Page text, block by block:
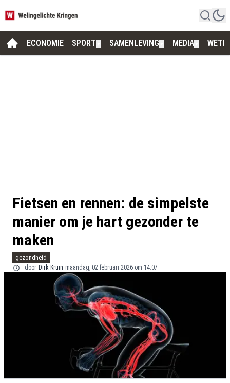
ECONOMIE SPORT SAMENLEVING MEDIA
Fietsen en rennen: de simpelste
manier om je hart gezonder te
maken
gezondheid
door Dirk Kruin maandag, 02 februari 2026 om 14:07